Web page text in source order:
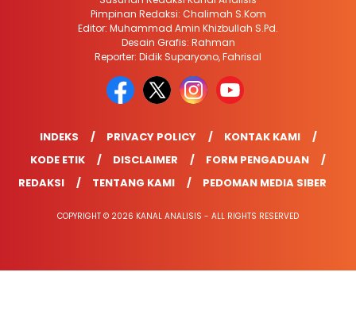
Pimpinan Redaksi: Chalimah S.Kom
Editor: Muhammad Amin Khizbullah S.Pd.
Desain Grafis: Rahman
Reporter: Didik Suparyono, Fahrisal
INDEKS PRIVACY POLICY
KONTAK KAMI
KODE ETIK
DISCLAIMER
FORM PENGADUAN
REDAKSI
TENTANG KAMI PEDOMAN MEDIA SIBER
COPYRIGHT © 2026 KANAL ANALISIS - ALL RIGHTS RESERVED